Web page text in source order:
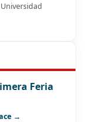
Feria
→